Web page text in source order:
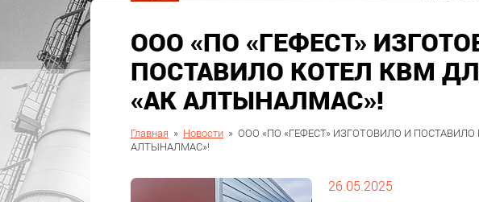
ООО «ПО «ГЕФЕСТ»
ПОСТАВИЛО КОТЕЛ КВМ
«АК АЛТЫНАЛМАС»!
Главная » Новости » ООО «ПО «ГЕФЕСТ» ИЗГОТОВИЛО И
АЛТЫНАЛМАС»!
26.05.2025